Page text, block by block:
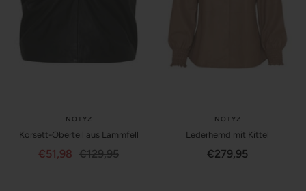
NOTYZ
Korsett-Oberteil aus Lammfell
Angebotspreis
€51,98 Regulärer
€129,95
NOTYZ
Lederhemd mit Kittel
Angebotspreis
€279,95